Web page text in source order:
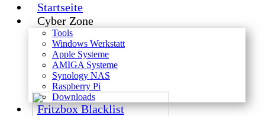
Startseite
Cyber Zone
Tools
Windows Werkstatt
Apple Systeme
AMIGA Systeme
Synology NAS
Raspberry Pi
Downloads
Fritzbox Blacklist